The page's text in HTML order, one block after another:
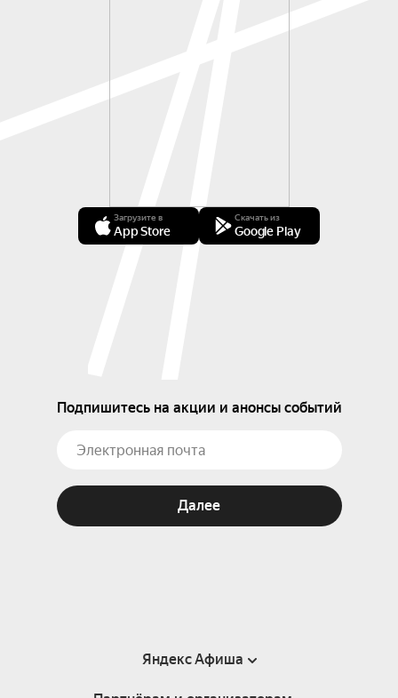
Загрузите в
App Store
Скачать из
Google Play
Подпишитесь на акции и анонсы событий
Далее
Яндекс Афиша